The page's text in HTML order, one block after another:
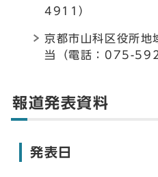
4911）
京都市山科区役所地
当（電話：075-
報道発表資料
発表日